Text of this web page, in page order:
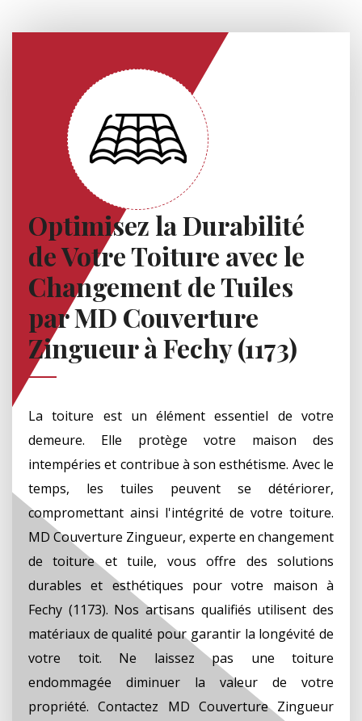
Optimisez la Durabilité
de Votre Toiture avec le
Changement de Tuiles
par MD Couverture
Zingueur à Fechy (1173)
La toiture est un élément essentiel de votre
demeure. Elle protège votre maison des
intempéries et contribue à son esthétisme. Avec le
temps, les tuiles peuvent se détériorer,
compromettant ainsi l'intégrité de votre toiture.
MD Couverture Zingueur, experte en changement
de toiture et tuile, vous offre des solutions
durables et esthétiques pour votre maison à
Fechy (1173). Nos artisans qualifiés utilisent des
matériaux de qualité pour garantir la longévité de
votre toit. Ne laissez pas une toiture
endommagée diminuer la valeur de votre
propriété. Contactez MD Couverture Zingueur